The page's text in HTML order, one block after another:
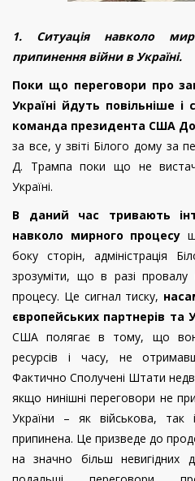
1. Ситуація навколо
припинення війни в Україні.
Поки що переговори про
Україні йдуть повільніше і
команда президента США
за все, у звіті Білого дому за
Д. Трампа поки що не
Україні.
В даний час тривають
навколо мирного процесу
боку сторін, адміністрація
зрозуміти, що в разі
процесу. Це сигнал тиску,
європейських партнерів та
США полягає в тому, що
ресурсів і часу, не
Фактично Сполучені Штати
якщо нинішні переговори не
України – як військова,
припинена. Це призведе до
на значно більш невигідних